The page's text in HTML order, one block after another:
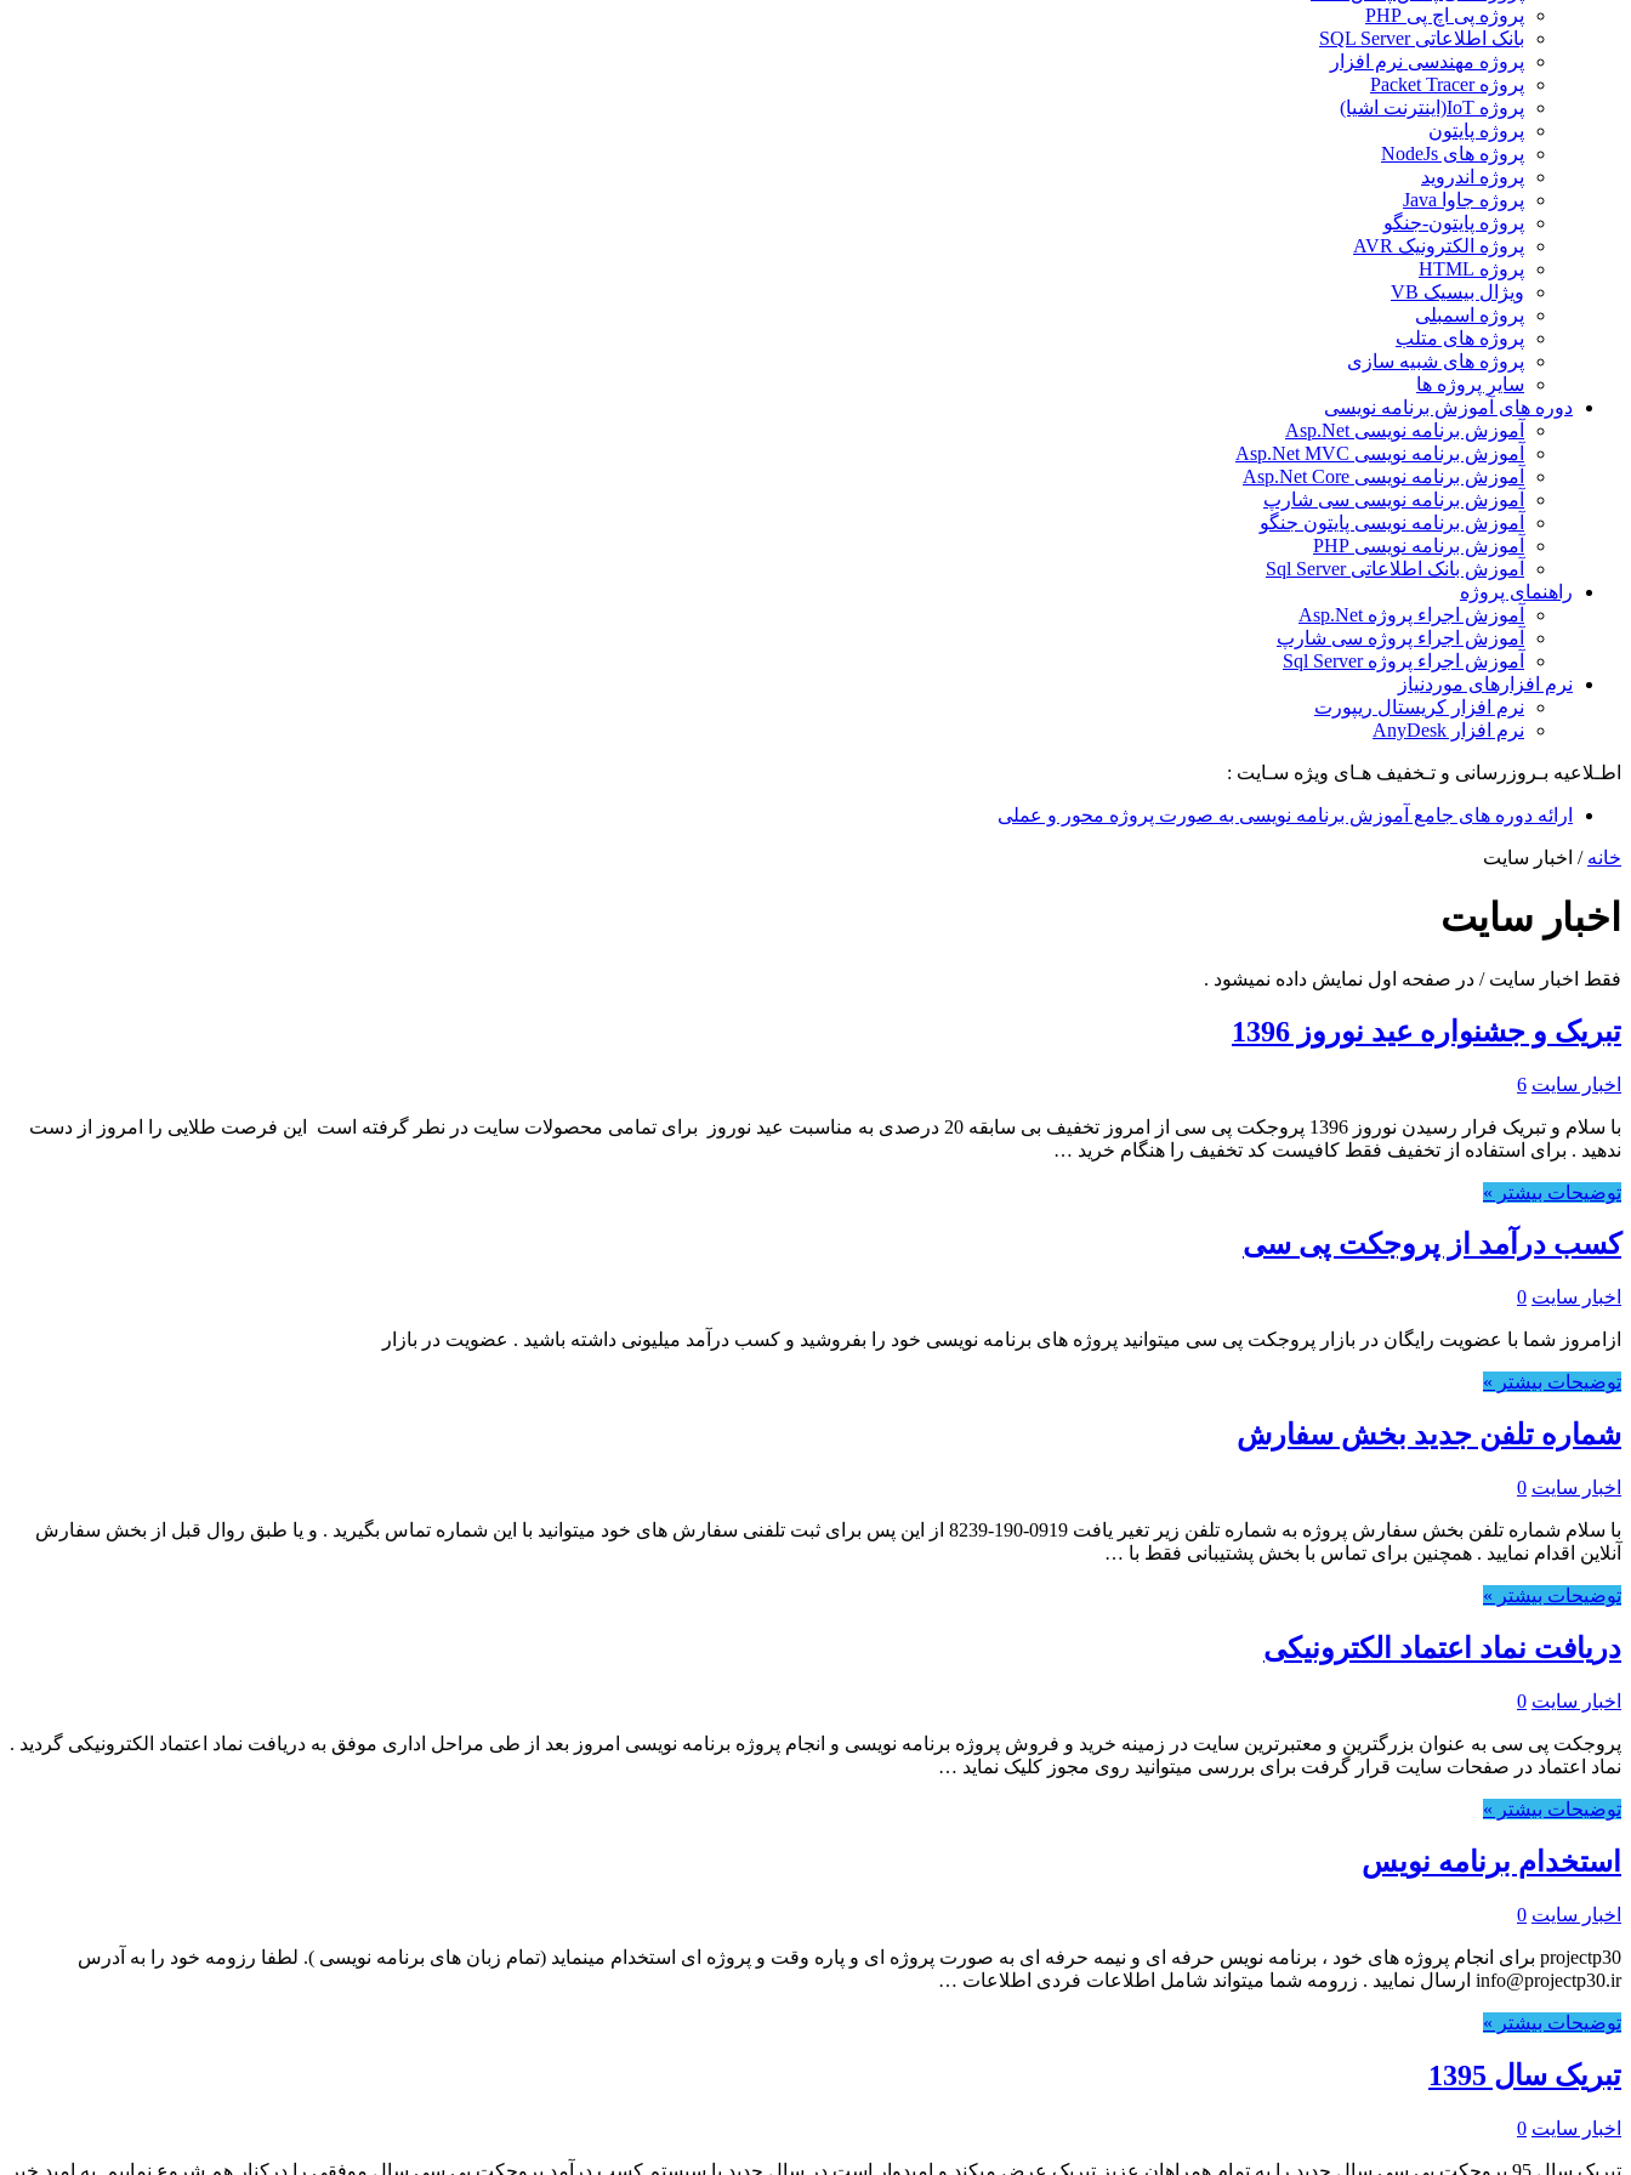
پروژه پی اچ پی PHP
بانک اطلاعاتی SQL Server
پروژه مهندسی نرم افزار
پروژه Packet Tracer
پروژه IoT(اینترنت اشیا)
پروژه پایتون
پروژه های NodeJs
پروژه اندروید
پروژه جاوا Java
پروژه پایتون-جنگو
پروژه الکترونیک AVR
پروژه HTML
ویژال بیسیک VB
پروژه اسمبلی
پروژه های متلب
پروژه های شبیه سازی
سایر پروژه ها
دوره های آموزش برنامه نویسی
آموزش برنامه نویسی Asp.Net
آموزش برنامه نویسی Asp.Net MVC
آموزش برنامه نویسی Asp.Net Core
آموزش برنامه نویسی سی شارپ
آموزش برنامه نویسی پایتون جنگو
آموزش برنامه نویسی PHP
آموزش بانک اطلاعاتی Sql Server
راهنمای پروژه
آموزش اجراء پروژه Asp.Net
آموزش اجراء پروژه سی شارپ
آموزش اجراء پروژه Sql Server
نرم افزارهای موردنیاز
نرم افزار کریستال ریپورت
نرم افزار AnyDesk
اطـلاعیه بـروزرسانی و تـخفیف هـای ویژه سـایت :
ارائه دوره های جامع آموزش برنامه نویسی به صورت پروژه محور و عملی
خانه / اخبار سایت
اخبار سایت
فقط اخبار سایت / در صفحه اول نمایش داده نمیشود .
تبریک و جشنواره عید نوروز 1396
اخبار سایت 6
با سلام و تبریک فرار رسیدن نوروز 1396 پروجکت پی سی از امروز تخفیف بی سابقه 20 درصدی به مناسبت عید نوروز برای تمامی محصولات سایت در نطر گرفته است این فرصت طلایی را امروز از دست
ندهید . برای استفاده از تخفیف فقط کافیست کد تخفیف را هنگام خرید …
توضیحات بیشتر »
کسب درآمد از پروجکت پی سی
اخبار سایت 0
ازامروز شما با عضویت رایگان در بازار پروجکت پی سی میتوانید پروژه های برنامه نویسی خود را بفروشید و کسب درآمد میلیونی داشته باشید . عضویت در بازار
توضیحات بیشتر »
شماره تلفن جدید بخش سفارش
اخبار سایت 0
با سلام شماره تلفن بخش سفارش پروژه به شماره تلفن زیر تغیر یافت 0919-190-8239 از این پس برای ثبت تلفنی سفارش های خود میتوانید با این شماره تماس بگیرید . و یا طبق روال قبل از بخش سفارش
آنلاین اقدام نمایید . همچنین برای تماس با بخش پشتیبانی فقط با …
توضیحات بیشتر »
دریافت نماد اعتماد الکترونیکی
اخبار سایت 0
پروجکت پی سی به عنوان بزرگترین و معتبرترین سایت در زمینه خرید و فروش پروژه برنامه نویسی و انجام پروژه برنامه نویسی امروز بعد از طی مراحل اداری موفق به دریافت نماد اعتماد الکترونیکی گردید .
نماد اعتماد در صفحات سایت قرار گرفت برای بررسی میتوانید روی مجوز کلیک نماید …
توضیحات بیشتر »
استخدام برنامه نویس
اخبار سایت 0
projectp30 برای انجام پروژه های خود ، برنامه نویس حرفه ای و نیمه حرفه ای به صورت پروژه ای و پاره وقت و پروژه ای استخدام مینماید (تمام زبان های برنامه نویسی ). لطفا رزومه خود را به آدرس
info@projectp30.ir ارسال نمایید . زرومه شما میتواند شامل اطلاعات فردی اطلاعات …
توضیحات بیشتر »
تبریک سال 1395
اخبار سایت 0
تبریک سال 95 پروجکت پی سی سال جدید را به تمام همراهان عزیز تبریک عرض میکند و امیدوار است در سال جدید با سیستم کسب درآمد پروجکت پی سی سال موفقی را درکنار هم شروع نماییم به امید خبر